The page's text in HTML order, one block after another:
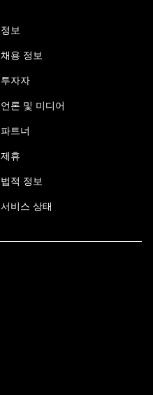
정보
채용 정보
투자자
언론 및 미디어
파트너
제휴
법적 정보
서비스 상태